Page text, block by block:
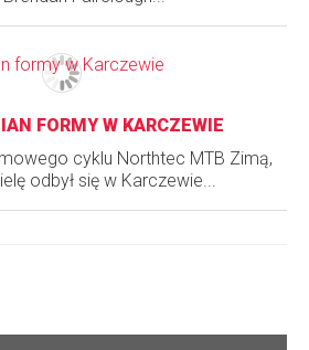
FORMY W KARCZEWIE
cyklu Northtec MTB Zimą,
odbył się w Karczewie...